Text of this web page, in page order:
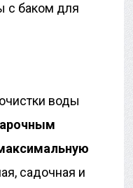
с баком для
воды
садочная и